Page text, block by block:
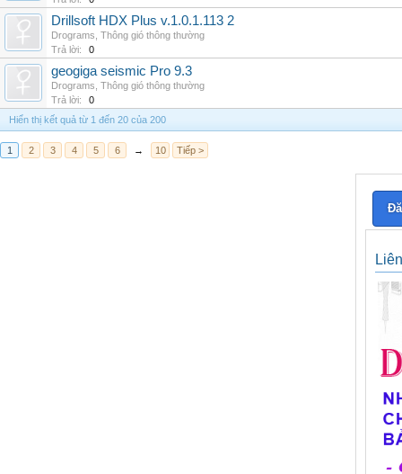
Drillsoft HDX Plus v.1.0.1.113 2
Drograms Thông gió thông thường
Trả lời:
0
geogiga seismic Pro 9.3
Drograms Thông gió thông thường
Trả lời:
0
Hiển thị kết quả từ 1 đến 20 của 200
1 2 3 4 5 6 → 10 Tiếp >